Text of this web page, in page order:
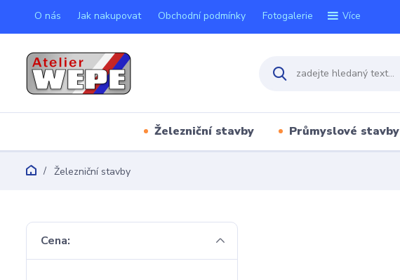
O nás Jak nakupovat Obchodní podmínky Fotogalerie Více
Železniční stavby Průmyslové stavby
Železniční stavby
Cena: